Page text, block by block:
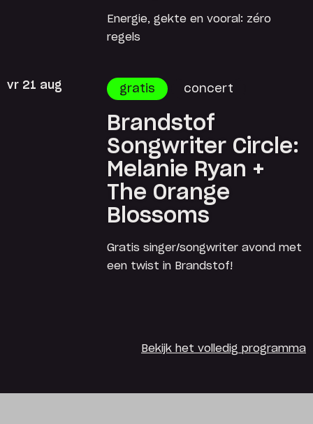
Energie, gekte en vooral: zéro
regels
vr 21 aug gratis concert
Brandstof
Songwriter Circle:
Melanie Ryan +
The Orange
Blossoms
Gratis singer/songwriter avond met
een twist in Brandstof!
Bekijk het volledig programma